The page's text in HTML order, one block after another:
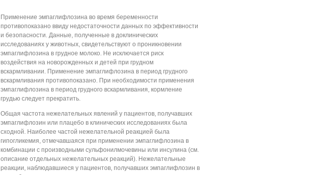
Применение эмпаглифлозина во время беременности
противопоказано ввиду недостаточности данных по эффективности
и безопасности. Данные, полученные в доклинических
исследованиях у животных, свидетельствуют о проникновении
эмпаглифлозина в грудное молоко. Не исключается риск
воздействия на новорожденных и детей при грудном
вскармливании. Применение эмпаглифлозина в период грудного
вскармливания противопоказано. При необходимости применения
эмпаглифлозина в период грудного вскармливания, кормление
грудью следует прекратить.
Общая частота нежелательных явлений у пациентов, получавших
эмпаглифлозин или плацебо в клинических исследованиях была
сходной. Наиболее частой нежелательной реакцией была
гипогликемия, отмечавшаяся при применении эмпаглифлозина в
комбинации с производными сульфонилмочевины или инсулина (см.
описание отдельных нежелательных реакций). Нежелательные
реакции, наблюдавшиеся у пациентов, получавших эмпаглифлозин в